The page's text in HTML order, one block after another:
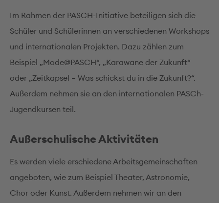
Im Rahmen der PASCH-Initiative beteiligen sich die
Schüler und Schülerinnen an verschiedenen Workshops
und internationalen Projekten. Dazu zählen zum
Beispiel „Mode@PASCH“, „Karawane der Zukunft“
oder „Zeitkapsel – Was schickst du in die Zukunft?“.
Außerdem nehmen sie an den internationalen PASCh-
Jugendkursen teil.
Außerschulische Aktivitäten
Es werden viele erschiedene Arbeitsgemeinschaften
angeboten, wie zum Beispiel Theater, Astronomie,
Chor oder Kunst. Außerdem nehmen wir an den